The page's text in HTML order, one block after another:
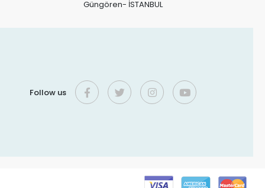
Güngören- İSTANBUL
Follow us